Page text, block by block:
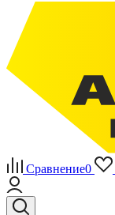
Сравнение0